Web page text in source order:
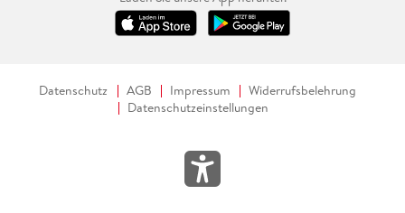
Datenschutz AGB Impressum
Widerrufsbelehrung
Datenschutzeinstellungen